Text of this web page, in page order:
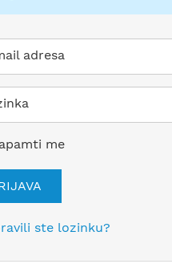
adresa
me
ste lozinku?